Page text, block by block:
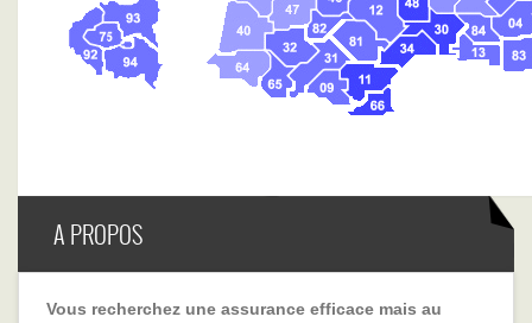
A PROPOS
Vous recherchez une assurance efficace mais au